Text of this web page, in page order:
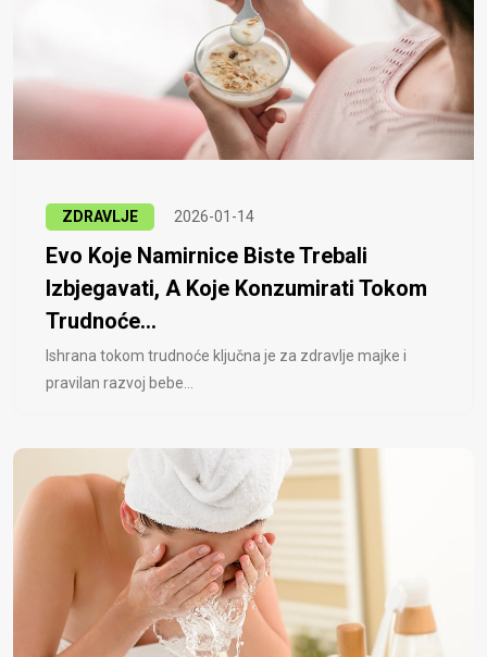
ZDRAVLJE 2026-01-14
Evo Koje Namirnice Biste Trebali
Izbjegavati, A Koje Konzumirati Tokom
Trudnoće...
Ishrana tokom trudnoće ključna je za zdravlje majke i
pravilan razvoj bebe...